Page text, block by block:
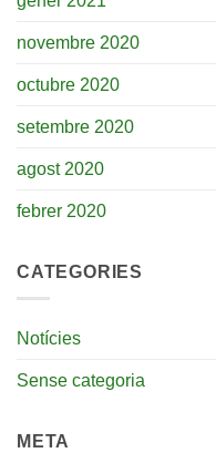
novembre 2020
octubre 2020
setembre 2020
agost 2020
febrer 2020
CATEGORIES
Notícies
Sense categoria
META